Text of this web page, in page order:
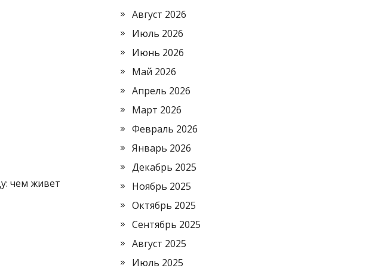
чем живет
Август 2026
Июль 2026
Июнь 2026
Май 2026
Апрель 2026
Март 2026
Февраль 2026
Январь 2026
Декабрь 2025
Ноябрь 2025
Октябрь 2025
Сентябрь 2025
Август 2025
Июль 2025